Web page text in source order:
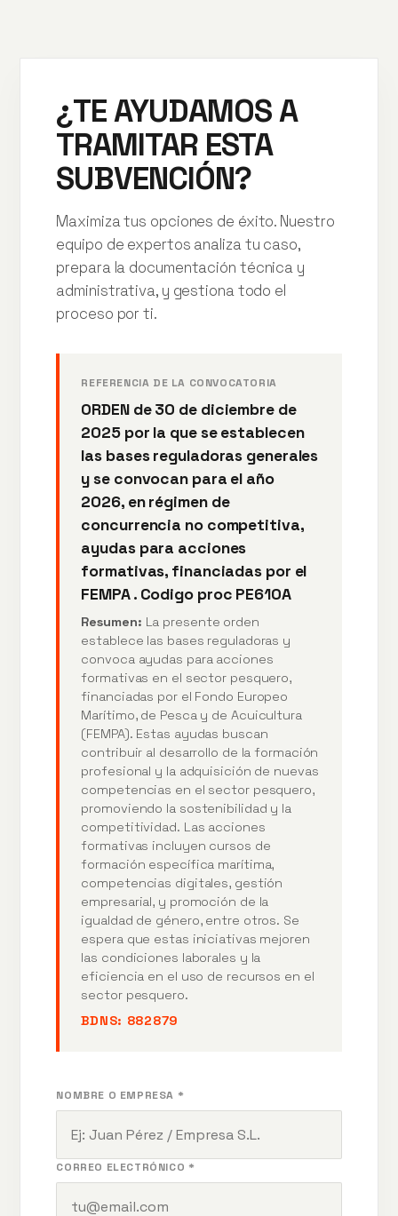
¿TE AYUDAMOS A
TRAMITAR ESTA
SUBVENCIÓN?
Maximiza tus opciones de éxito. Nuestro
equipo de expertos analiza tu caso,
prepara la documentación técnica y
administrativa, y gestiona todo el
proceso por ti.
REFERENCIA DE LA CONVOCATORIA
ORDEN de 30 de diciembre de
2025 por la que se establecen
las bases reguladoras generales
y se convocan para el año
2026, en régimen de
concurrencia no competitiva,
ayudas para acciones
formativas, financiadas por el
FEMPA . Codigo proc PE610A
Resumen: La presente orden
establece las bases reguladoras y
convoca ayudas para acciones
formativas en el sector pesquero,
financiadas por el Fondo Europeo
Marítimo, de Pesca y de Acuicultura
(FEMPA). Estas ayudas buscan
contribuir al desarrollo de la formación
profesional y la adquisición de nuevas
competencias en el sector pesquero,
promoviendo la sostenibilidad y la
competitividad. Las acciones
formativas incluyen cursos de
formación específica marítima,
competencias digitales, gestión
empresarial, y promoción de la
igualdad de género, entre otros. Se
espera que estas iniciativas mejoren
las condiciones laborales y la
eficiencia en el uso de recursos en el
sector pesquero.
BDNS: 882879
NOMBRE O EMPRESA *
CORREO ELECTRÓNICO *